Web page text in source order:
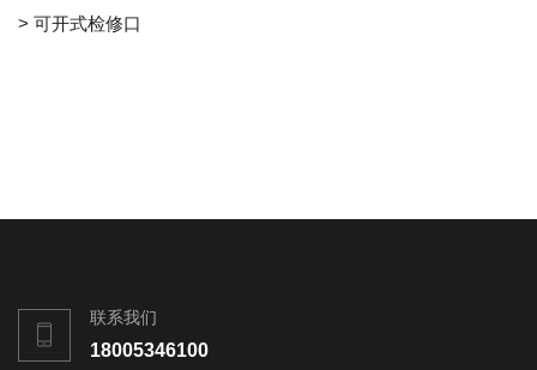
> 可开式检修口
联系我们
18005346100